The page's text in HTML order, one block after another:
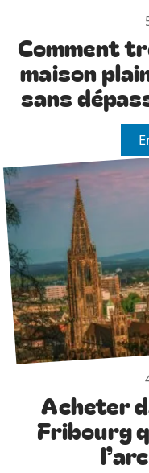
Comment
maison
sans
Acheter
Fribourg